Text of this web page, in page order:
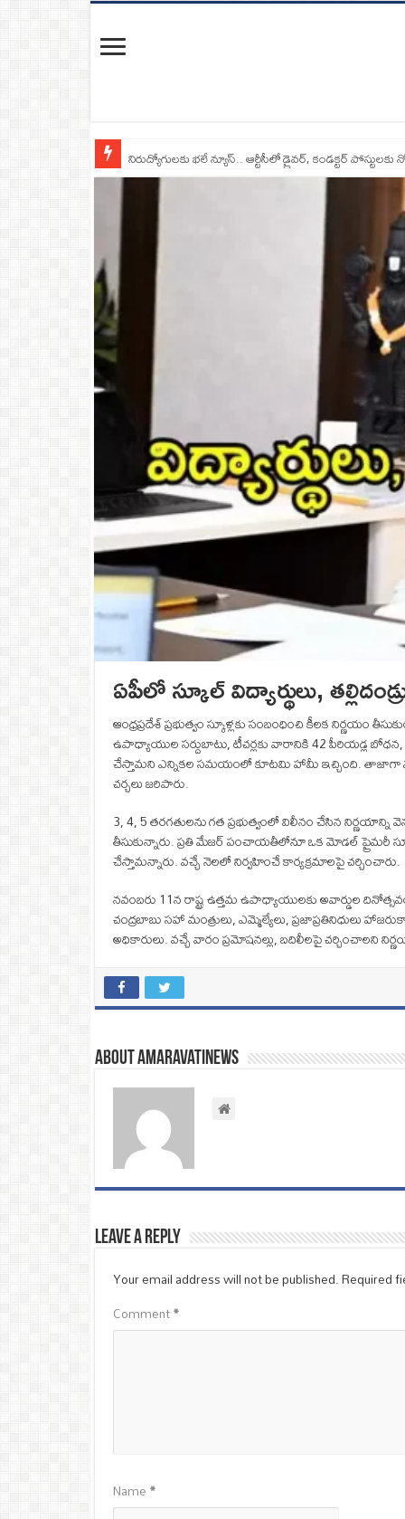
నిరుద్యోగులకు భలే న్యూస్.. ఆర్టీసీలో డ్రైవర్, కండక్టర్‌
ఏపీలో స్కూల్ విద్యార్థులు,
ఆంధ్రప్రదేశ్ ప్రభుత్వం స్కూళ్లకు సంబంధించి కీలక నిర్ణయం
ఉపాధ్యాయుల సర్దుబాటు, టీచర్లకు వారానికి 42 పీరియడ్ల
చేస్తామని ఎన్నికల సమయంలో కూటమి హామీ ఇచ్చింది. తాజాగా
చర్చలు జరిపారు.
3, 4, 5 తరగతులను గత ప్రభుత్వంలో విలీనం చేసిన నిర్ణయాన్ని
తీసుకున్నారు. ప్రతి మేజర్‌ పంచాయతీలోనూ ఒక మోడల్‌ ప్రైమరీ
చేస్తామన్నారు. వచ్చే నెలలో నిర్వహించే కార్యక్రమాలపై చర్చించారు.
నవంబరు 11న రాష్ట్ర ఉత్తమ ఉపాధ్యాయులకు అవార్డుల
చంద్రబాబు సహా మంత్రులు, ఎమ్మెల్యేలు, ప్రజాప్రతినిధులు
అధికారులు. వచ్చే వారం ప్రమోషనల్లు, బదిలీలపై చర్చించాలని
About amaravatinews
Leave a Reply
Your email address will not be published.Required
Comment*
Name*